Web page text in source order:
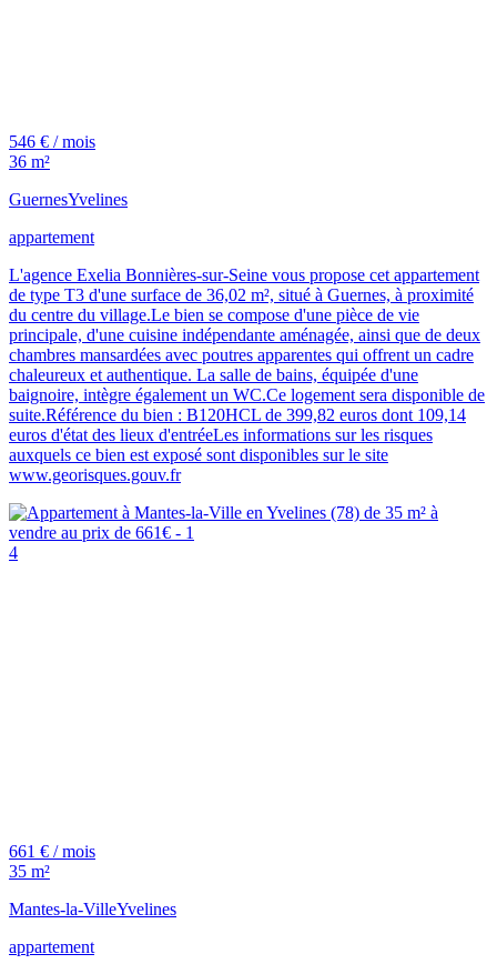
546 € / mois
36 m²
GuernesYvelines
appartement
L'agence Exelia Bonnières-sur-Seine vous propose cet appartement
de type T3 d'une surface de 36,02 m², situé à Guernes, à proximité
du centre du village.Le bien se compose d'une pièce de vie
principale, d'une cuisine indépendante aménagée, ainsi que de deux
chambres mansardées avec poutres apparentes qui offrent un cadre
chaleureux et authentique. La salle de bains, équipée d'une
baignoire, intègre également un WC.Ce logement sera disponible de
suite.Référence du bien : B120HCL de 399,82 euros dont 109,14
euros d'état des lieux d'entréeLes informations sur les risques
auxquels ce bien est exposé sont disponibles sur le site
www.georisques.gouv.fr
4
661 € / mois
35 m²
Mantes-la-VilleYvelines
appartement